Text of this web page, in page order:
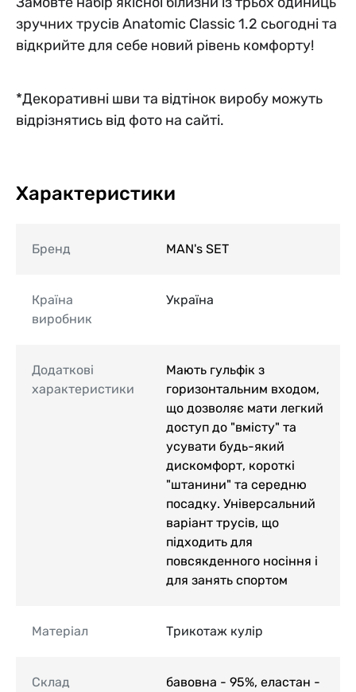
зручних трусів Anatomic Classic 1.2 сьогодні та
відкрийте для себе новий рівень комфорту!
*Декоративні шви та відтінок виробу можуть
відрізнятись від фото на сайті.
Характеристики
Бренд MAN's SET
Країна
виробник
Україна
Додаткові
характеристики
Мають гульфік з
горизонтальним входом,
що дозволяє мати легкий
доступ до "вмісту" та
усувати будь-який
дискомфорт, короткі
"штанини" та середню
посадку. Універсальний
варіант трусів, що
підходить для
повсякденного носіння і
для занять спортом
Матеріал Трикотаж кулір
Склад
бавовна - 95%, еластан -